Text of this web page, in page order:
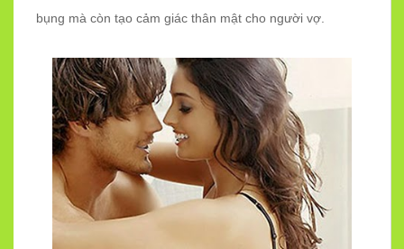
bụng mà còn tạo cảm giác thân mật cho người vợ.